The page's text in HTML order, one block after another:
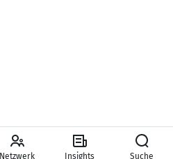
Netzwerk Insights Suche